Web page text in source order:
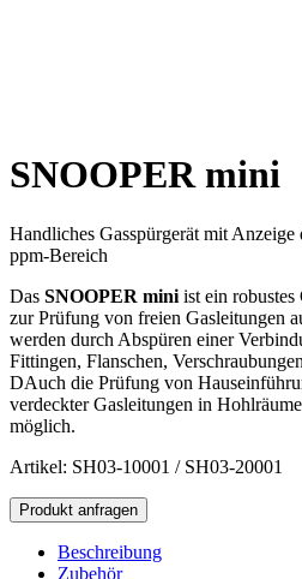
SNOOPER mini
Handliches Gasspürgerät mit
ppm-Bereich
Das SNOOPER mini ist ein robustes
zur Prüfung von freien Gasleitungen
werden durch Abspüren einer
Fittingen, Flanschen,
DAuch die Prüfung von
verdeckter Gasleitungen in
möglich.
Artikel: SH03-10001 / SH03-20001
SNOOPER
mini
Menge
Produkt anfragen
Beschreibung
Zubehör